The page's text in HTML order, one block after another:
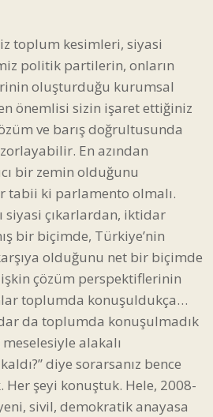
toplum kesimleri, siyasi
politik partilerin, onların
oluşturduğu kurumsal
önemlisi sizin işaret ettiğiniz
ve barış doğrultusunda
En azından
bir zemin olduğunu
tabii ki parlamento olmalı.
siyasi çıkarlardan, iktidar
bir biçimde, Türkiye’nin
olduğunu net bir biçimde
çözüm perspektiflerinin
toplumda konuşuldukça…
da toplumda konuşulmadık
alakalı
diye sorarsanız bence
şeyi konuştuk. Hele, 2008-
sivil, demokratik anayasa